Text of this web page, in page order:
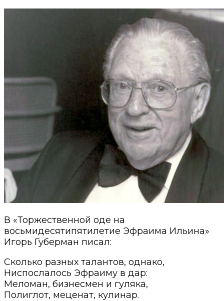
В «Торжественной оде на
восьмидесятипятилетие Эфраима Ильина»
Игорь Губерман писал:
Сколько разных талантов, однако,
Ниспослалось Эфраиму в дар:
Меломан, бизнесмен и гуляка,
Полиглот, меценат, кулинар.